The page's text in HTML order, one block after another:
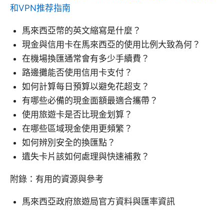
和VPN推荐指南
馬來西亞幣的英文縮寫是什麼？
現金與信用卡在馬來西亞的使用比例大致為何？
在機場換匯通常會有多少手續費？
路邊攤能否使用信用卡支付？
如何計算每日預算以避免花超支？
有哪些必備的現金面額最適合攜帶？
使用旅遊卡是否比現金划算？
在哪些區域現金使用更頻繁？
如何辨別安全的換匯點？
遺失卡片該如何處理與快速補救？
附錄：有用的資源與參考
馬來西亞政府旅遊局官方資料與匯率資訊